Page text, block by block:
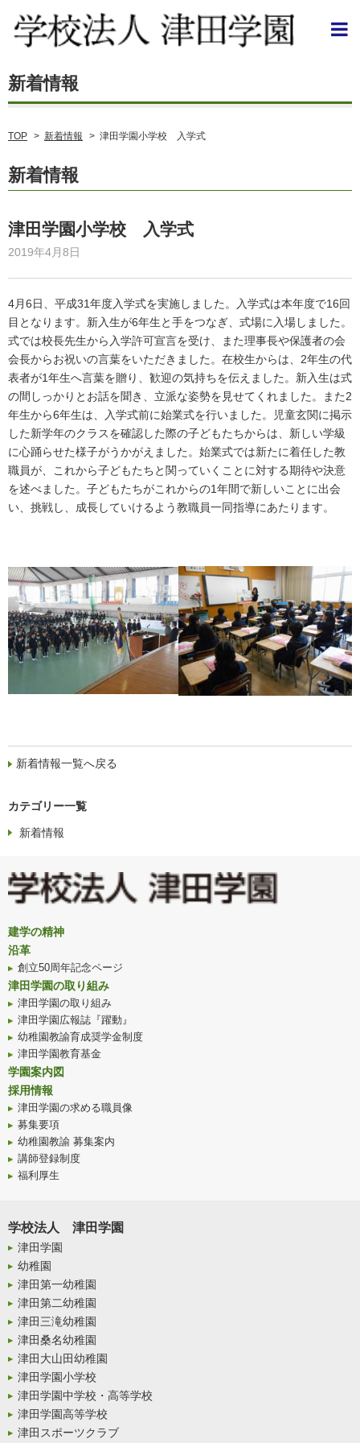
TOP > 新着情報 > 津田学園小学校 入学式
新着情報
津田学園小学校 入学式
2019年4月8日
4月6日、平成31年度入学式を実施しました。入学式は本年度で16回
目となります。新入生が6年生と手をつなぎ、式場に入場しました。
式では校長先生から入学許可宣言を受け、また理事長や保護者の会
会長からお祝いの言葉をいただきました。在校生からは、2年生の代
表者が1年生へ言葉を贈り、歓迎の気持ちを伝えました。新入生は式
の間しっかりとお話を聞き、立派な姿勢を見せてくれました。また2
年生から6年生は、入学式前に始業式を行いました。児童玄関に掲示
した新学年のクラスを確認した際の子どもたちからは、新しい学級
に心踊らせた様子がうかがえました。始業式では新たに着任した教
職員が、これから子どもたちと関っていくことに対する期待や決意
を述べました。子どもたちがこれからの1年間で新しいことに出会
い、挑戦し、成長していけるよう教職員一同指導にあたります。
新着情報一覧へ戻る
カテゴリー一覧
新着情報
建学の精神
沿革
創立50周年記念ページ
津田学園の取り組み
津田学園の取り組み
津田学園広報誌『躍動』
幼稚園教諭育成奨学金制度
津田学園教育基金
学園案内図
採用情報
津田学園の求める職員像
募集要項
幼稚園教諭 募集案内
講師登録制度
福利厚生
学校法人 津田学園
津田学園
幼稚園
津田第一幼稚園
津田第二幼稚園
津田三滝幼稚園
津田桑名幼稚園
津田大山田幼稚園
津田学園小学校
津田学園中学校・高等学校
津田学園高等学校
津田スポーツクラブ